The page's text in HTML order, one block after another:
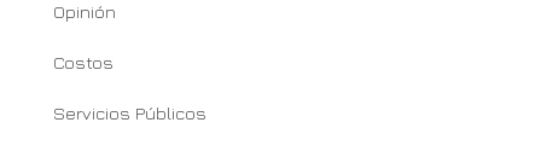
Opinión
Costos
Servicios Públicos